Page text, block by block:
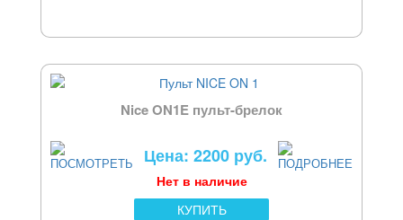
Nice ON1E пульт-брелок
Цена: 2200 руб.
Нет в наличие
КУПИТЬ